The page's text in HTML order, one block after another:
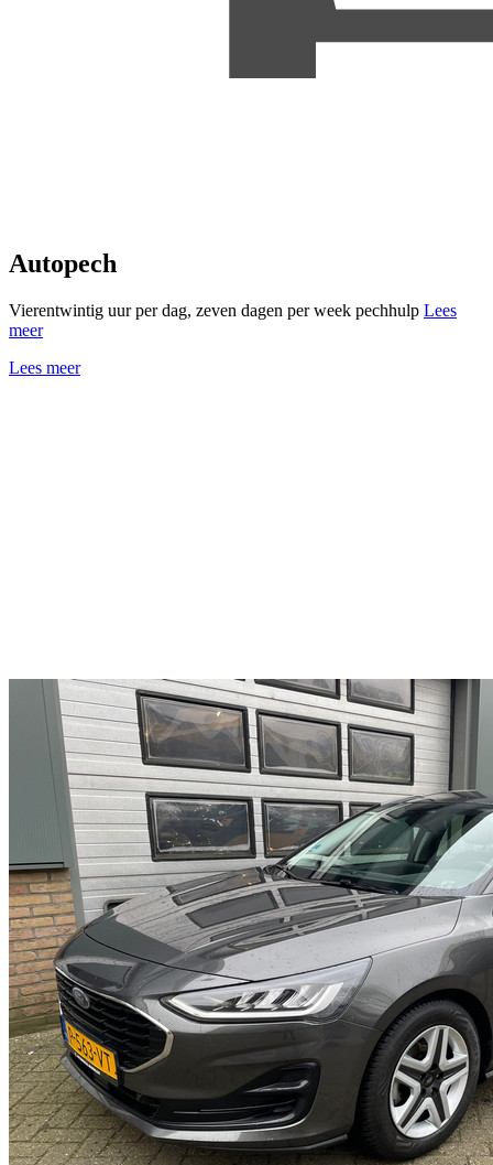
Autopech
Vierentwintig uur per dag, zeven dagen per week pechhulp Lees
meer
Lees meer